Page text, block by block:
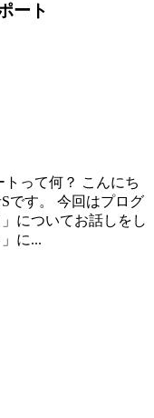
ート
って何？ こんにち
です。 今回はプログ
についてお話しをし
に...